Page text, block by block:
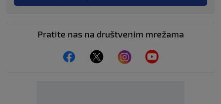
Pratite nas na društvenim mrežama